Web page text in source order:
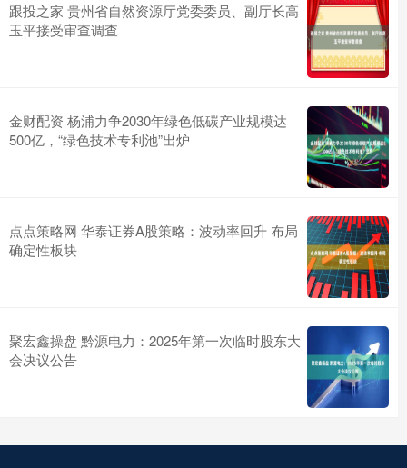
跟投之家 贵州省自然资源厅党委委员、副厅长高
玉平接受审查调查
金财配资 杨浦力争2030年绿色低碳产业规模达
500亿，“绿色技术专利池”出炉
点点策略网 华泰证券A股策略：波动率回升 布局
确定性板块
聚宏鑫操盘 黔源电力：2025年第一次临时股东大
会决议公告